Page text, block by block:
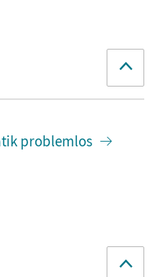
problemlos